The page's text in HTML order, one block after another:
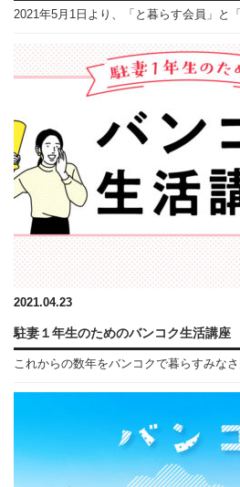
2021年5月1日より、「と暮らす会員」と
2021.04.23
駐妻１年生のためのバンコク生活講座
これからの数年をバンコクで暮らすみな